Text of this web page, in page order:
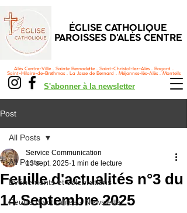
ÉGLISE CATHOLIQUE
PAROISSES D'ALÈS CENTRE
S'abonner à la newsletter
Alès Centre-Ville . Sainte Bernadette . Saint-Christol-lez-Alès . Bagard .
Saint-Hilaire-de-Brethmas . La Jasse de Bernard . Méjannes-lès-Alès . Monteils
Post
All Posts
Événements et célébrations
Feuille d'actualités - Newsletter
All Posts
Feuille d'actualités n°3 du
14 Septembre 2025
Service Communication
13 sept. 2025 1 min de lecture